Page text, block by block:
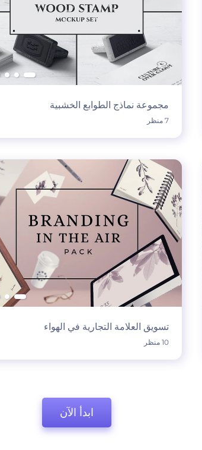
مجموعة نماذج الطوابع الخشبية
7 منظر
تسويق العلامة التجارية في الهواء
10 منظر
ابدأ الآن